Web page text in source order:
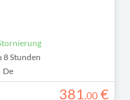
8 Stunden
De
381,00 €